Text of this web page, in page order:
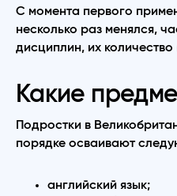
С момента первого
несколько раз менялся,
дисциплин, их
Какие
Подростки в
порядке осваивают
английский язык;